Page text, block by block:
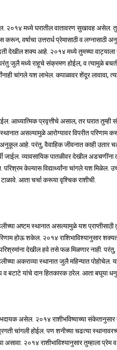
मध्ये घरातील वातावरण सुखावह असेल.
वर्षाचा उत्तरार्ध प्रेमासाठी व लग्नासाठी
शक्य आहे. २०१४ मध्ये तुमच्या वाट्याला
जुलै मध्ये राहूचे संक्रमण होईल, व त्यामुळे
चांगले यश लाभेल. कपाळावर शेंदूर
आध्यात्मिक प्रवृत्तीचे असाल, तर घरात
असल्यामुळे आरोग्यावर विपरीत
अनुकूल आहे. परंतु, वैवाहिक जीवनात काही
व्यावसायिक पातळीवर देखील अडचणींना
केल्यास विद्यार्थ्यांना चांगले यश मिळेल.
आता चर्चा करूया वृश्चिक राशीची.
अष्टम स्थानात असल्यामुळे यश प्राप्तीसाठी
होऊ शकेल. २०१४ राशिभाविश्यानुसार
देखील हवे तसे फळ मिळणार नाही.
अकराव्या स्थानात जुलै महिन्यात पोहोचेल.
बटाटे यांचे दान हितकारक ठरेल. आता बघूया धनु
असेल. २०१४ राशीभविष्याच्या
चांगली होईल. पण शनीच्या चढत्या
असावा. २०१४ राशीभाविश्यानुसार तुम्हाला